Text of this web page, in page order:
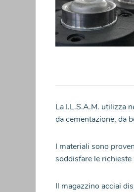
La I.L.S.A.M. utilizza
da cementazione, da
I materiali sono
soddisfare le
Il magazzino acciai